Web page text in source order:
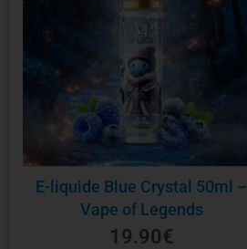
E-liquide Blue Crystal 50ml –
Vape of Legends
19.90€